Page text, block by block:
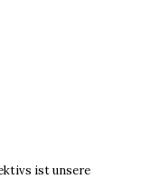
ist unsere